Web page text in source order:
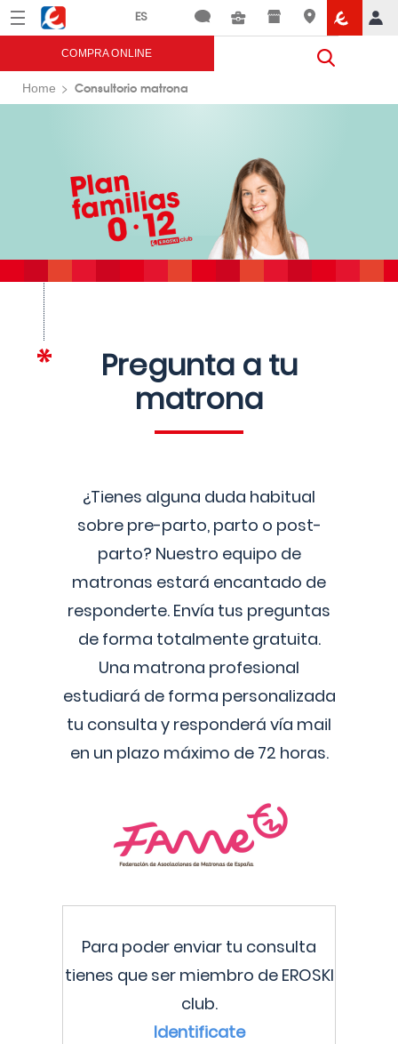
Menú Eroski
COMPRA ONLINE
Home Consultorio matrona
Pregunta a tu
matrona
¿Tienes alguna duda habitual
sobre pre-parto, parto o post-
parto? Nuestro equipo de
matronas estará encantado de
responderte. Envía tus preguntas
de forma totalmente gratuita.
Una matrona profesional
estudiará de forma personalizada
tu consulta y responderá vía mail
en un plazo máximo de 72 horas.
Para poder enviar tu consulta
tienes que ser miembro de EROSKI
club.
Identificate